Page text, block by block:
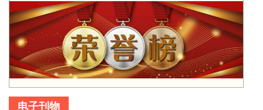
电子刊物